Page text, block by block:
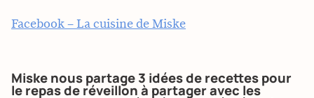
Facebook – La cuisine de Miske
Miske nous partage 3 idées de recettes pour
le repas de réveillon à partager avec les